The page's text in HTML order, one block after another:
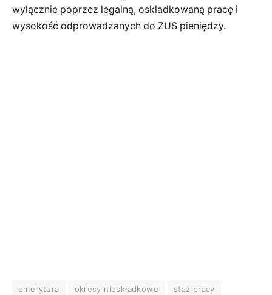
wyłącznie poprzez legalną, oskładkowaną pracę i
wysokość odprowadzanych do ZUS pieniędzy.
emerytura okresy nieskładkowe
staż pracy